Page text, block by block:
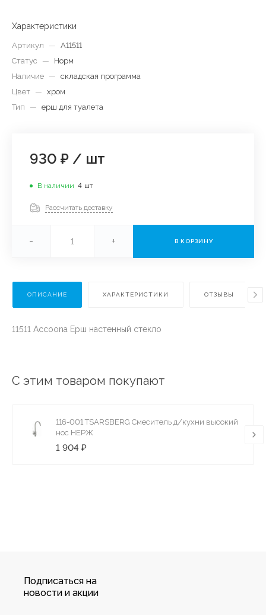
Характеристики
Артикул — A11511
Статус
—
Норм
Наличие — складская программа
Цвет — хром
Тип
— ерш для туалета
930 ₽ / шт
В наличии 4 шт
Рассчитать доставку
- + В КОРЗИНУ
ОПИСАНИЕ ХАРАКТЕРИСТИКИ ОТЗЫВЫ
11511 Accoona Ерш настенный стекло
С этим товаром покупают
116-001 TSARSBERG Смеситель д/кухни высокий
нос НЕРЖ
1 904 ₽
Подписаться на
новости и акции